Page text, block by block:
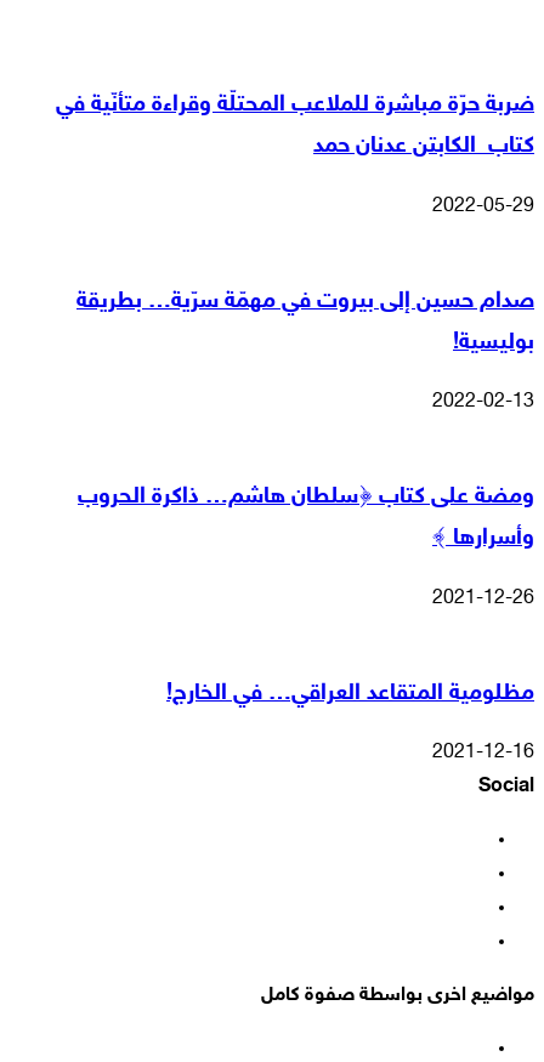
ضربة حرّة مباشرة للملاعب المحتلّة وقراءة متأنّية في
كتاب الكابتن عدنان حمد
2022-05-29
صدام حسين إلى بيروت في مهمّة سرّية… بطريقة
بوليسية!
2022-02-13
ومضة على كتاب ﴿سلطان هاشم… ذاكرة الحروب
وأسرارها ﴾
2021-12-26
مظلومية المتقاعد العراقي… في الخارج!
2021-12-16
Social
مواضيع اخرى بواسطة صفوة كامل